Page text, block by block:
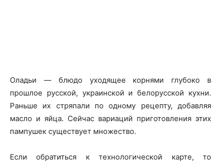
Оладьи — блюдо уходящее корнями глубоко в
прошлое русской, украинской и белорусской кухни.
Раньше их стряпали по одному рецепту, добавляя
масло и яйца. Сейчас вариаций приготовления этих
пампушек существует множество.
Если обратиться к технологической карте, то